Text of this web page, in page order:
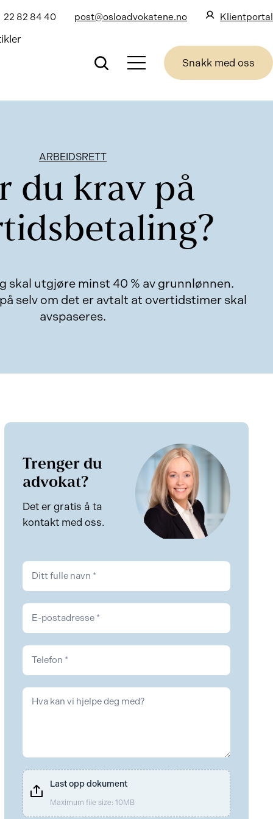
22 82 84 40 post@osloadvokatene.no Klientportal
Snakk med oss
ARBEIDSRETT
du krav på
skal utgjøre minst 40 % av grunnlønnen.
selv om det er avtalt at overtidstimer skal
avspaseres.
Trenger du
advokat?
Det er gratis å ta
kontakt med oss.
Kontakt
Last opp dokument
Maximum file size: 10MB